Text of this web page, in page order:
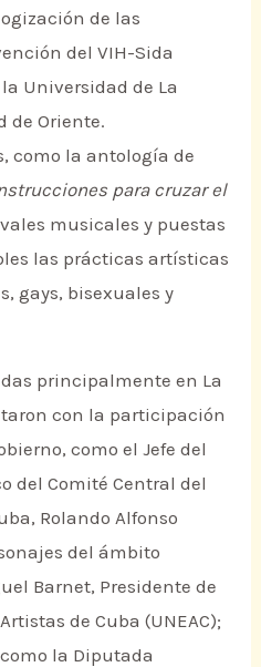
de las
del VIH-Sida
Universidad de La
de Oriente.
como la antología de
para cruzar el
musicales y puestas
las prácticas artísticas
gays, bisexuales y
principalmente en La
con la participación
como el Jefe del
del Comité Central del
Rolando Alfonso
del ámbito
Barnet, Presidente de
de Cuba (UNEAC);
la Diputada